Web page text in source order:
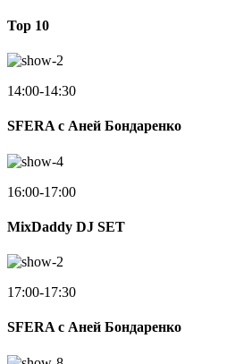
Top 10
14:00-14:30
SFERA с Аней Бондаренко
16:00-17:00
MixDaddy DJ SET
17:00-17:30
SFERA с Аней Бондаренко